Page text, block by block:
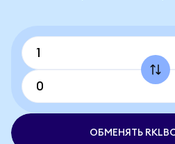
ОБМЕНЯТЬ